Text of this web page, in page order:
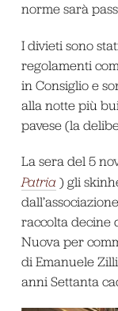
norme sarà
I divieti sono
regolamenti
in Consiglio e
alla notte più
pavese (la
La sera del 5
Patria ) gli
raccolta decine
Nuova per
di Emanuele
anni Settanta